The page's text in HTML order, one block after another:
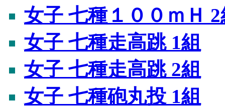
女子 七種１００ｍＨ 2
女子 七種走高跳 1組
女子 七種走高跳 2組
女子 七種砲丸投 1組